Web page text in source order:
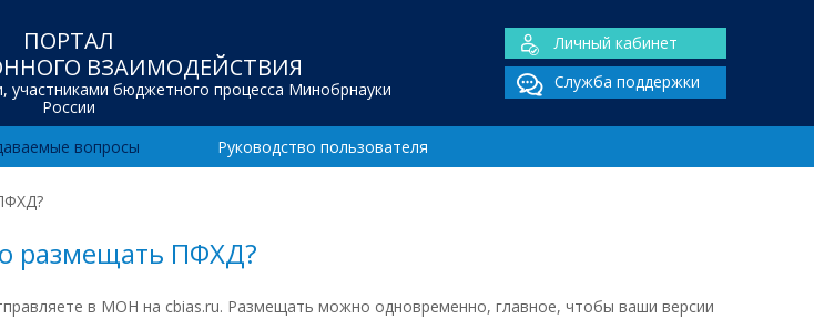
ПОРТАЛ
ВЗАИМОДЕЙСТВИЯ
участниками бюджетного процесса Минобрнауки
России
Личный кабинет
Служба поддержки
вопросы Руководство пользователя
размещать ПФХД?
в МОН на cbias.ru. Размещать можно одновременно, главное, чтобы ваши версии